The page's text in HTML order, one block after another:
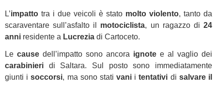
L’impatto tra i due veicoli è stato molto violento, tanto da
scaraventare sull’asfalto il motociclista, un ragazzo di24
anni residente a Lucrezia di Cartoceto.
Le cause dell’impatto sono ancora ignote e al vaglio dei
carabinieri di Saltara. Sul posto sono immediatamente
giunti isoccorsi, ma sono stativani itentativi di salvare il